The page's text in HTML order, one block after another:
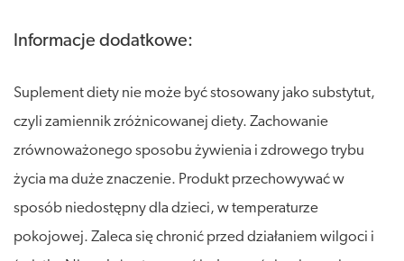
Informacje dodatkowe:
Suplement diety nie może być stosowany jako substytut,
czyli zamiennik zróżnicowanej diety. Zachowanie
zrównoważonego sposobu żywienia i zdrowego trybu
życia ma duże znaczenie. Produkt przechowywać w
sposób niedostępny dla dzieci, w temperaturze
pokojowej. Zaleca się chronić przed działaniem wilgoci i